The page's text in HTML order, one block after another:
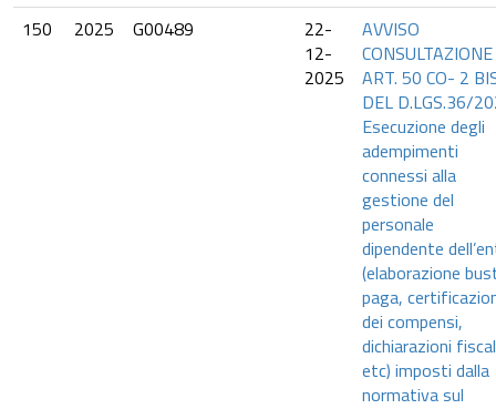
150
2025 G00489
22-
12-
2025
AVVISO
CONSULTAZIONE
ART. 50 CO- 2
DEL D.LGS.36/
Esecuzione degli
adempimenti
connessi alla
gestione del
personale
dipendente
(elaborazione
paga,
dei compensi,
dichiarazioni
etc) imposti dalla
normativa sul